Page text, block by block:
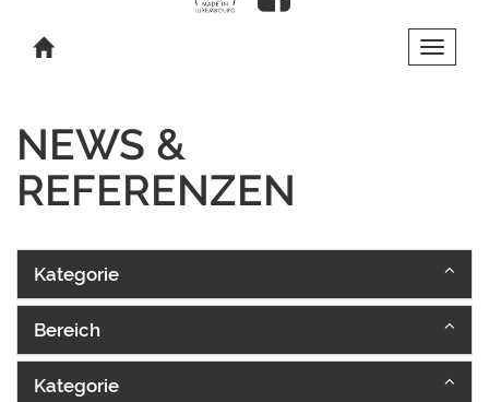
Toggle
NEWS &
REFERENZEN
Kategorie
Bereich
Kategorie